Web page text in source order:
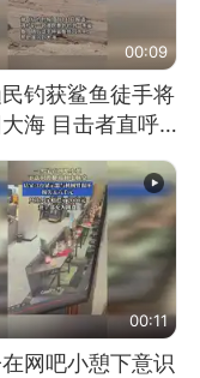
00:09
钓获鲨鱼徒手将
海 目击者直呼
视频来源：参考
00:11
网吧小憩下意识